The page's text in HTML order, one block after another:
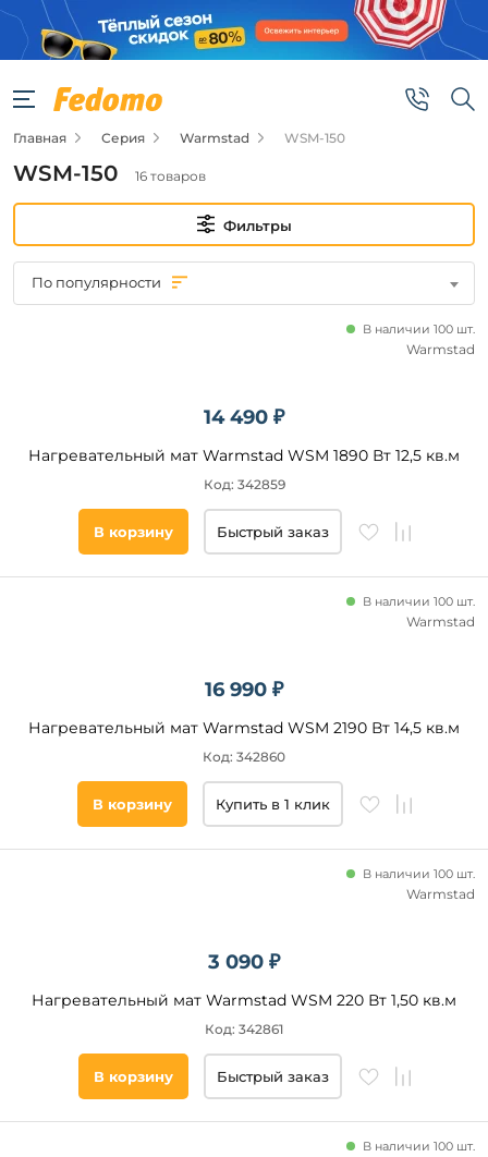
Фильтры
Цена
от
Наличие
Главная Серия Warmstad WSM-150
WSM-150 16 товаров
Фильтры
По популярности
14 490 ₽
Нагревательный мат Warmstad WSM 1890 Вт 12,5 кв.м
В наличии 100 шт.
Код: 342859
Warmstad
В корзину Быстрый заказ
16 990 ₽
Нагревательный мат Warmstad WSM 2190 Вт 14,5 кв.м
В наличии 100 шт.
Код: 342860
Warmstad
В корзину Купить в 1 клик
3 090 ₽
Нагревательный мат Warmstad WSM 220 Вт 1,50 кв.м
В наличии 100 шт.
Код: 342861
Warmstad
В корзину Быстрый заказ
В наличии 100 шт.